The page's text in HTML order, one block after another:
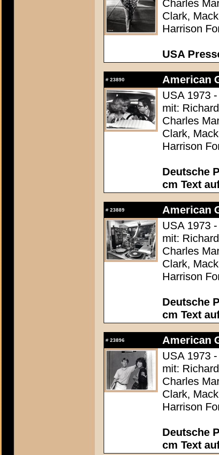
Charles
Clark,
Harrison
USA
# 23890
American
USA 1973
mit:
Charles
Clark,
Harrison
Deutsche
cm Text
# 23889
American
USA 1973
mit:
Charles
Clark,
Harrison
Deutsche
cm Text
# 23896
American
USA 1973
mit:
Charles
Clark,
Harrison
Deutsche
cm Text